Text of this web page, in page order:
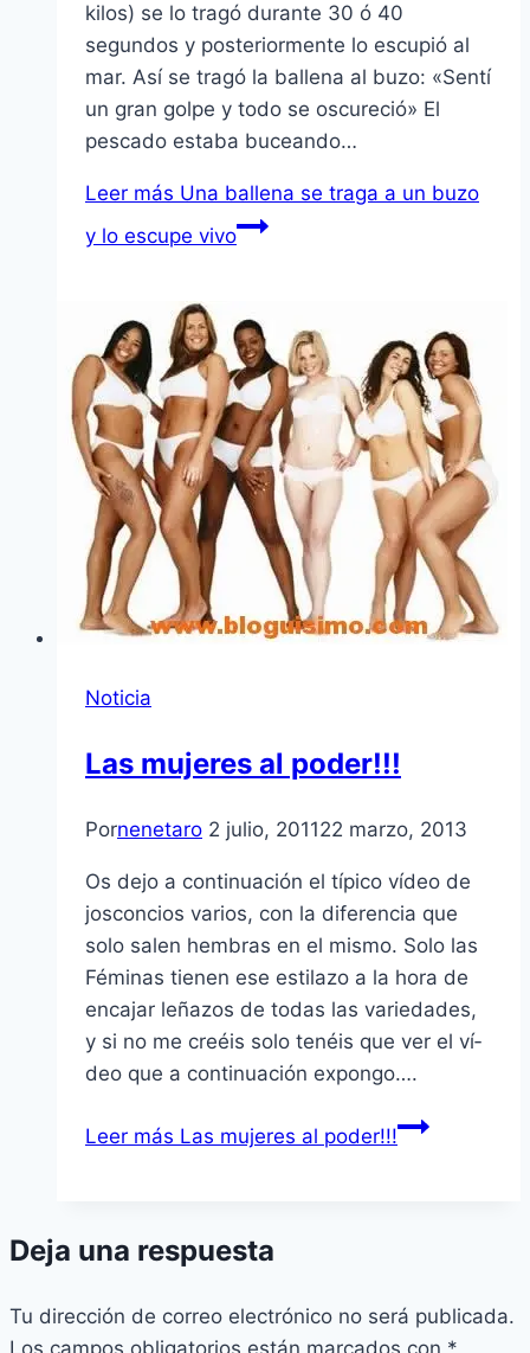
kilos) se lo tragó durante 30 ó 40
segundos y posteriormente lo escupió al
mar. Así se tragó la ballena al buzo: «Sentí
un gran golpe y todo se oscureció» El
pescado estaba buceando…
Leer más Una ballena se traga a un buzo
y lo escupe vivo
Noticia
Las mujeres al poder!!!
Pornenetaro 2 julio, 201122 marzo, 2013
Os dejo a continuación el tí­pico ví­deo de
josconcios varios, con la diferencia que
solo salen hembras en el mismo. Solo las
Féminas tienen ese estilazo a la hora de
encajar leñazos de todas las variedades,
y si no me creéis solo tenéis que ver el ví­
deo que a continuación expongo….
Leer más Las mujeres al poder!!!
Deja una respuesta
Tu dirección de correo electrónico no será publicada.